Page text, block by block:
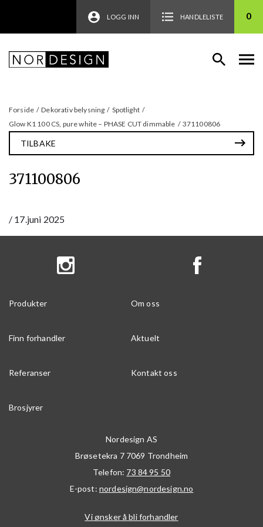
LOGG INN HANDLELISTE 0
Forside / Dekorativ belysning / Spotlight /
Glow K1 100 CS, pure white – PHASE CUT dimmable / 371100806
TILBAKE
371100806
/ 17.juni 2025
Produkter Om oss
Finn forhandler Aktuelt
Referanser Kontakt oss
Brosjyrer
Nordesign AS
Brøsetekra 7 7069 Trondheim
Telefon: 73 84 95 50
E-post: nordesign@nordesign.no
Vi ønsker å bli forhandler